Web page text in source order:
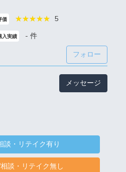
価 5
入実績 - 件
フォロー
メッセージ
談・リテイク有り
談・リテイク無し